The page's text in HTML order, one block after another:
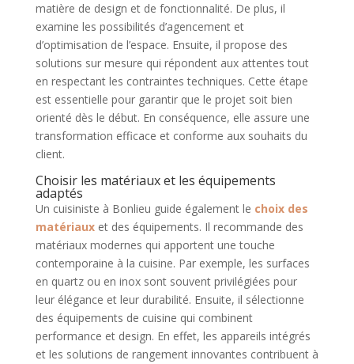
matière de design et de fonctionnalité. De plus, il
examine les possibilités d’agencement et
d’optimisation de l’espace. Ensuite, il propose des
solutions sur mesure qui répondent aux attentes tout
en respectant les contraintes techniques. Cette étape
est essentielle pour garantir que le projet soit bien
orienté dès le début. En conséquence, elle assure une
transformation efficace et conforme aux souhaits du
client.
Choisir les matériaux et les équipements
adaptés
Un cuisiniste à Bonlieu guide également le choix des
matériaux et des équipements. Il recommande des
matériaux modernes qui apportent une touche
contemporaine à la cuisine. Par exemple, les surfaces
en quartz ou en inox sont souvent privilégiées pour
leur élégance et leur durabilité. Ensuite, il sélectionne
des équipements de cuisine qui combinent
performance et design. En effet, les appareils intégrés
et les solutions de rangement innovantes contribuent à